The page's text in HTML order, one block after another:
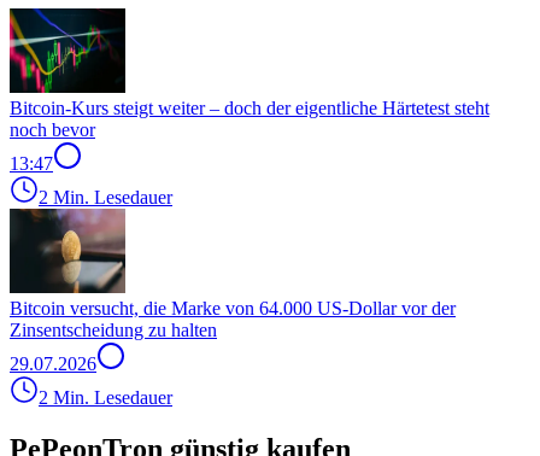
Bitcoin-Kurs steigt weiter – doch der eigentliche Härtetest steht
noch bevor
13:47
2 Min. Lesedauer
Bitcoin versucht, die Marke von 64.000 US-Dollar vor der
Zinsentscheidung zu halten
29.07.2026
2 Min. Lesedauer
PePeonTron günstig kaufen